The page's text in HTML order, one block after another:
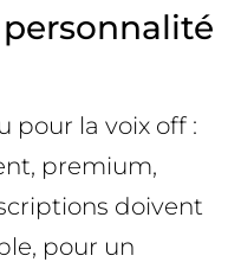
pour la voix off :
premium,
doivent
pour un